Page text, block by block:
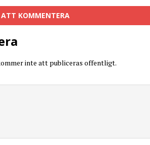
ATT KOMMENTERA
inte att publiceras offentligt.